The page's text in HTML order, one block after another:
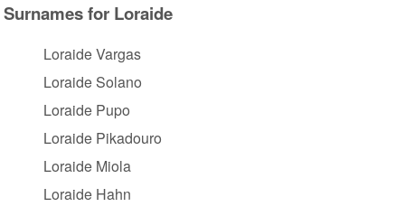
Surnames for Loraide
Loraide Vargas
Loraide Solano
Loraide Pupo
Loraide Pikadouro
Loraide Miola
Loraide Hahn